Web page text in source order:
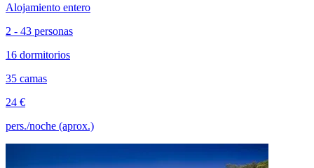
Alojamiento entero
2 - 43 personas
16 dormitorios
35 camas
24 €
pers./noche (aprox.)